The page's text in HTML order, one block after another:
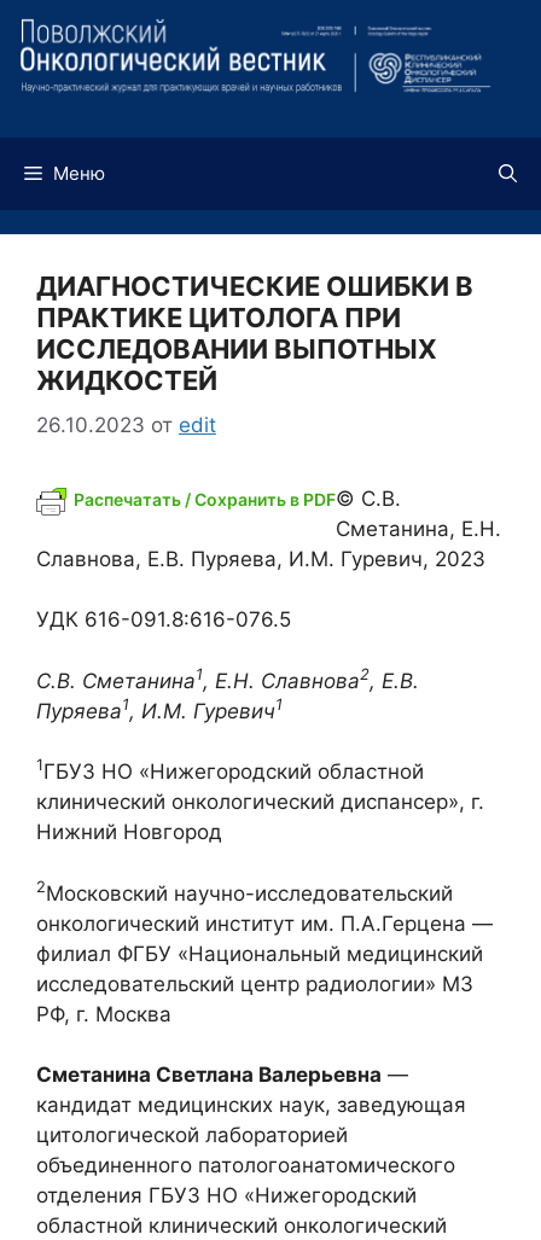
Перейти
содержимому
Меню
ДИАГНОСТИЧЕСКИЕ ОШИБКИ В
ПРАКТИКЕ ЦИТОЛОГА ПРИ
ИССЛЕДОВАНИИ ВЫПОТНЫХ
ЖИДКОСТЕЙ
26.10.2023 от edit
Распечатать / Сохранить в PDF© С.В.
Сметанина, Е.Н.
Славнова, Е.В. Пуряева, И.М. Гуревич, 2023
УДК 616-091.8:616-076.5
С.В. Сметанина1, Е.Н. Славнова2, Е.В.
Пуряева1, И.М. Гуревич1
1ГБУЗ НО «Нижегородский областной
клинический онкологический диспансер», г.
Нижний Новгород
2Московский научно-исследовательский
онкологический институт им. П.А.Герцена ―
филиал ФГБУ «Национальный медицинский
исследовательский центр радиологии» МЗ
РФ, г. Москва
Сметанина Светлана Валерьевна ―
кандидат медицинских наук, заведующая
цитологической лабораторией
объединенного патологоанатомического
отделения ГБУЗ НО «Нижегородский
областной клинический онкологический